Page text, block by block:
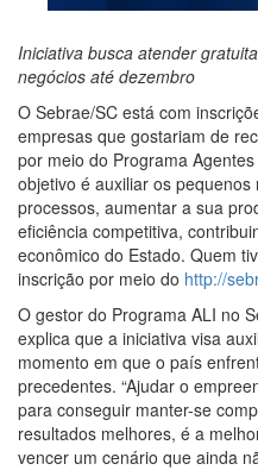
Iniciativa busca atender
negócios até dezembro
O Sebrae/SC está com
empresas que gostariam de
por meio do Programa
objetivo é auxiliar os
processos, aumentar a sua
eficiência competitiva,
econômico do Estado. Quem
inscrição por meio do http://
O gestor do Programa ALI no
explica que a iniciativa visa
momento em que o país
precedentes. “Ajudar o
para conseguir manter-se
resultados melhores, é a
vencer um cenário que ainda